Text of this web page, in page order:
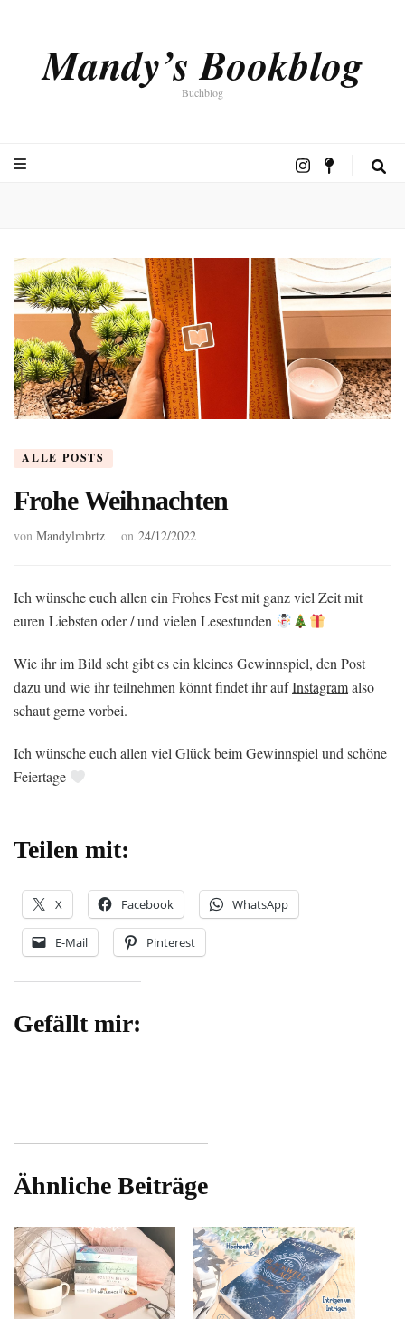
Mandy’s Bookblog
Buchblog
ALLE POSTS
Frohe Weihnachten
von Mandylmbrtz on 24/12/2022
Ich wünsche euch allen ein Frohes Fest mit ganz viel Zeit mit
euren Liebsten oder / und vielen Lesestunden
Wie ihr im Bild seht gibt es ein kleines Gewinnspiel, den Post
dazu und wie ihr teilnehmen könnt findet ihr aufInstagramalso
schaut gerne vorbei.
Ich wünsche euch allen viel Glück beim Gewinnspiel und schöne
Feiertage
Teilen mit:
X Facebook WhatsApp
E-Mail Pinterest
Gefällt mir:
Ähnliche Beiträge